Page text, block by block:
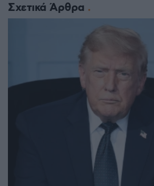
Σχετικά Άρθρα